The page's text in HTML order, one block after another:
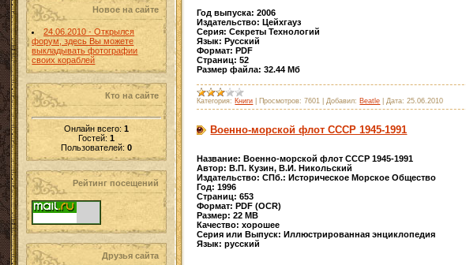
Новое на сайте
24.06.2010 - Открылся
форум, здесь Вы можете
выкладывать фотографии
своих кораблей
Кто на сайте
Онлайн всего:1
Гостей:1
Пользователей:0
Рейтинг посещений
Друзья сайта
Год выпуска: 2006
Издательство: Цейхгауз
Серия: Секреты Технологий
Язык: Русский
Формат: PDF
Страниц: 52
Размер файла: 32.44 Мб
Категория: Книги Просмотров: 7601 Добавил: Beatle Дата: 25.06.2010
Военно-морской флот СССР 1945-1991
Название: Военно-морской флот СССР 1945-1991
Автор: В.П. Кузин, В.И. Никольский
Издательство: СПб.: Историческое Морское Общество
Год: 1996
Страниц: 653
Формат: PDF (OCR)
Размер: 22 МВ
Качество: хорошее
Серия или Выпуск: Иллюстрированная энциклопедия
Язык: русский